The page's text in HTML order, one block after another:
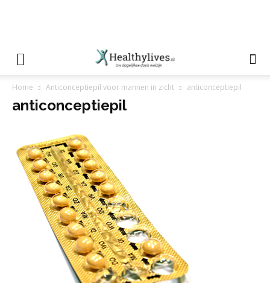
Home Anticonceptiepil voor mannen in zicht anticonceptiepil
anticonceptiepil